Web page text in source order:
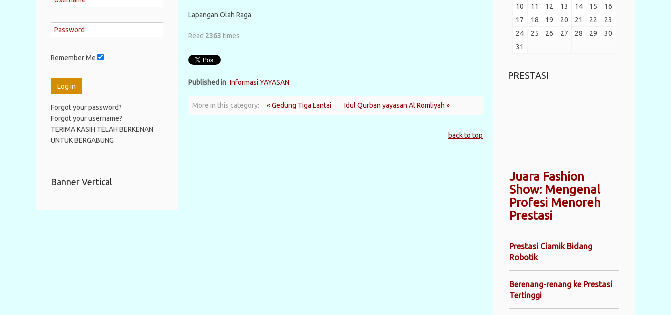
Lapangan Olah Raga
Read 2363 times
Published in Informasi YAYASAN
More in this category: « Gedung Tiga Lantai Idul Qurban yayasan Al Romliyah »
back to top
Remember Me
Log in
Forgot your password?
Forgot your username?
TERIMA KASIH TELAH BERKENAN
UNTUK BERGABUNG
Banner Vertical
10
11 12 13 14 15
16
17
18 19 20 21 22
23
24
25 26 27 28 29
30
31
PRESTASI
Juara Fashion
Show: Mengenal
Profesi Menoreh
Prestasi
Prestasi Ciamik Bidang
Robotik
Berenang-renang ke Prestasi
Tertinggi